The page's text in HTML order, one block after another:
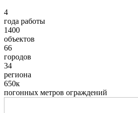
4
года работы
1400
объектов
66
городов
34
региона
650к
погонных метров ограждений